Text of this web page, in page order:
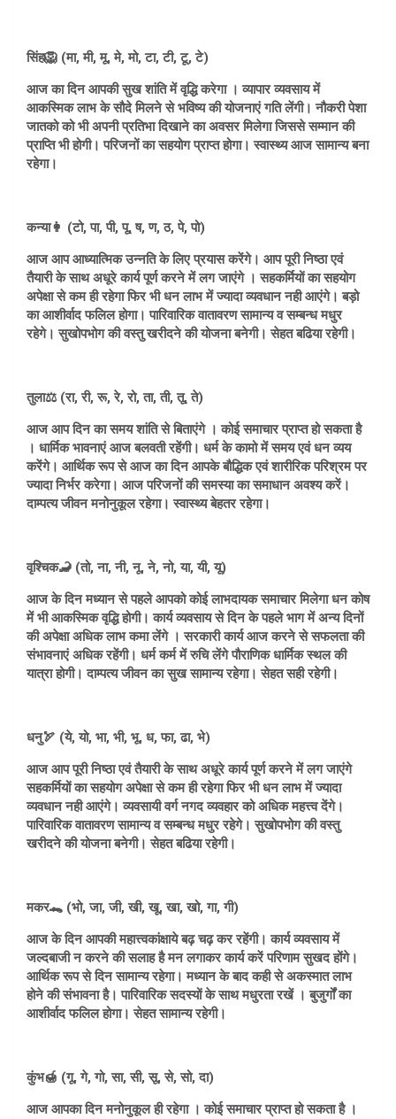
सिंह🦁 (मा, मी, मू, मे, मो, टा, टी, टू, टे)
आज का दिन आपकी सुख शांति में वृद्धि करेगा । व्यापार व्यवसाय में
आकस्मिक लाभ के सौदे मिलने से भविष्य की योजनाएं गति लेंगी। नौकरी पेशा
जातको को भी अपनी प्रतिभा दिखाने का अवसर मिलेगा जिससे सम्मान की
प्राप्ति भी होगी। परिजनों का सहयोग प्राप्त होगा। स्वास्थ्य आज सामान्य बना
रहेगा।
कन्या👩 (टो, पा, पी, पू, ष, ण, ठ, पे, पो)
आज आप आध्यात्मिक उन्नति के लिए प्रयास करेंगे। आप पूरी निष्ठा एवं
तैयारी के साथ अधूरे कार्य पूर्ण करने में लग जाएंगे । सहकर्मियों का सहयोग
अपेक्षा से कम ही रहेगा फिर भी धन लाभ में ज्यादा व्यवधान नही आएंगे। बड़ो
का आशीर्वाद फलिल होगा। पारिवारिक वातावरण सामान्य व सम्बन्ध मधुर
रहेगे। सुखोपभोग की वस्तु खरीदने की योजना बनेगी। सेहत बढिया रहेगी।
तुला⚖️ (रा, री, रू, रे, रो, ता, ती, तू, ते)
आज आप दिन का समय शांति से बिताएंगे । कोई समाचार प्राप्त हो सकता है
। धार्मिक भावनाएं आज बलवती रहेंगी। धर्म के कामो में समय एवं धन व्यय
करेंगे। आर्थिक रूप से आज का दिन आपके बौद्धिक एवं शारीरिक परिश्रम पर
ज्यादा निर्भर करेगा। आज परिजनों की समस्या का समाधान अवश्य करें।
दाम्पत्य जीवन मनोनुकूल रहेगा। स्वास्थ्य बेहतर रहेगा।
वृश्चिक🦂 (तो, ना, नी, नू, ने, नो, या, यी, यू)
आज के दिन मध्यान से पहले आपको कोई लाभदायक समाचार मिलेगा धन कोष
में भी आकस्मिक वृद्धि होगी। कार्य व्यवसाय से दिन के पहले भाग में अन्य दिनों
की अपेक्षा अधिक लाभ कमा लेंगे । सरकारी कार्य आज करने से सफलता की
संभावनाएं अधिक रहेंगी। धर्म कर्म में रुचि लेंगे पौराणिक धार्मिक स्थल की
यात्रा होगी। दाम्पत्य जीवन का सुख सामान्य रहेगा। सेहत सही रहेगी।
धनु🏹 (ये, यो, भा, भी, भू, ध, फा, ढा, भे)
आज आप पूरी निष्ठा एवं तैयारी के साथ अधूरे कार्य पूर्ण करने में लग जाएंगे
सहकर्मियों का सहयोग अपेक्षा से कम ही रहेगा फिर भी धन लाभ में ज्यादा
व्यवधान नही आएंगे। व्यवसायी वर्ग नगद व्यवहार को अधिक महत्त्व देंगे।
पारिवारिक वातावरण सामान्य व सम्बन्ध मधुर रहेगे। सुखोपभोग की वस्तु
खरीदने की योजना बनेगी। सेहत बढिया रहेगी।
मकर🐊 (भो, जा, जी, खी, खू, खा, खो, गा, गी)
आज के दिन आपकी महात्त्वकांक्षाये बढ़ चढ़ कर रहेंगी। कार्य व्यवसाय में
जल्दबाजी न करने की सलाह है मन लगाकर कार्य करें परिणाम सुखद होंगे।
आर्थिक रूप से दिन सामान्य रहेगा। मध्यान के बाद कही से अकस्मात लाभ
होने की संभावना है। पारिवारिक सदस्यों के साथ मधुरता रखें । बुजुर्गों का
आशीर्वाद फलिल होगा। सेहत सामान्य रहेगी।
कुंभ🍯 (गू, गे, गो, सा, सी, सू, से, सो, दा)
आज आपका दिन मनोनुकूल ही रहेगा । कोई समाचार प्राप्त हो सकता है ।